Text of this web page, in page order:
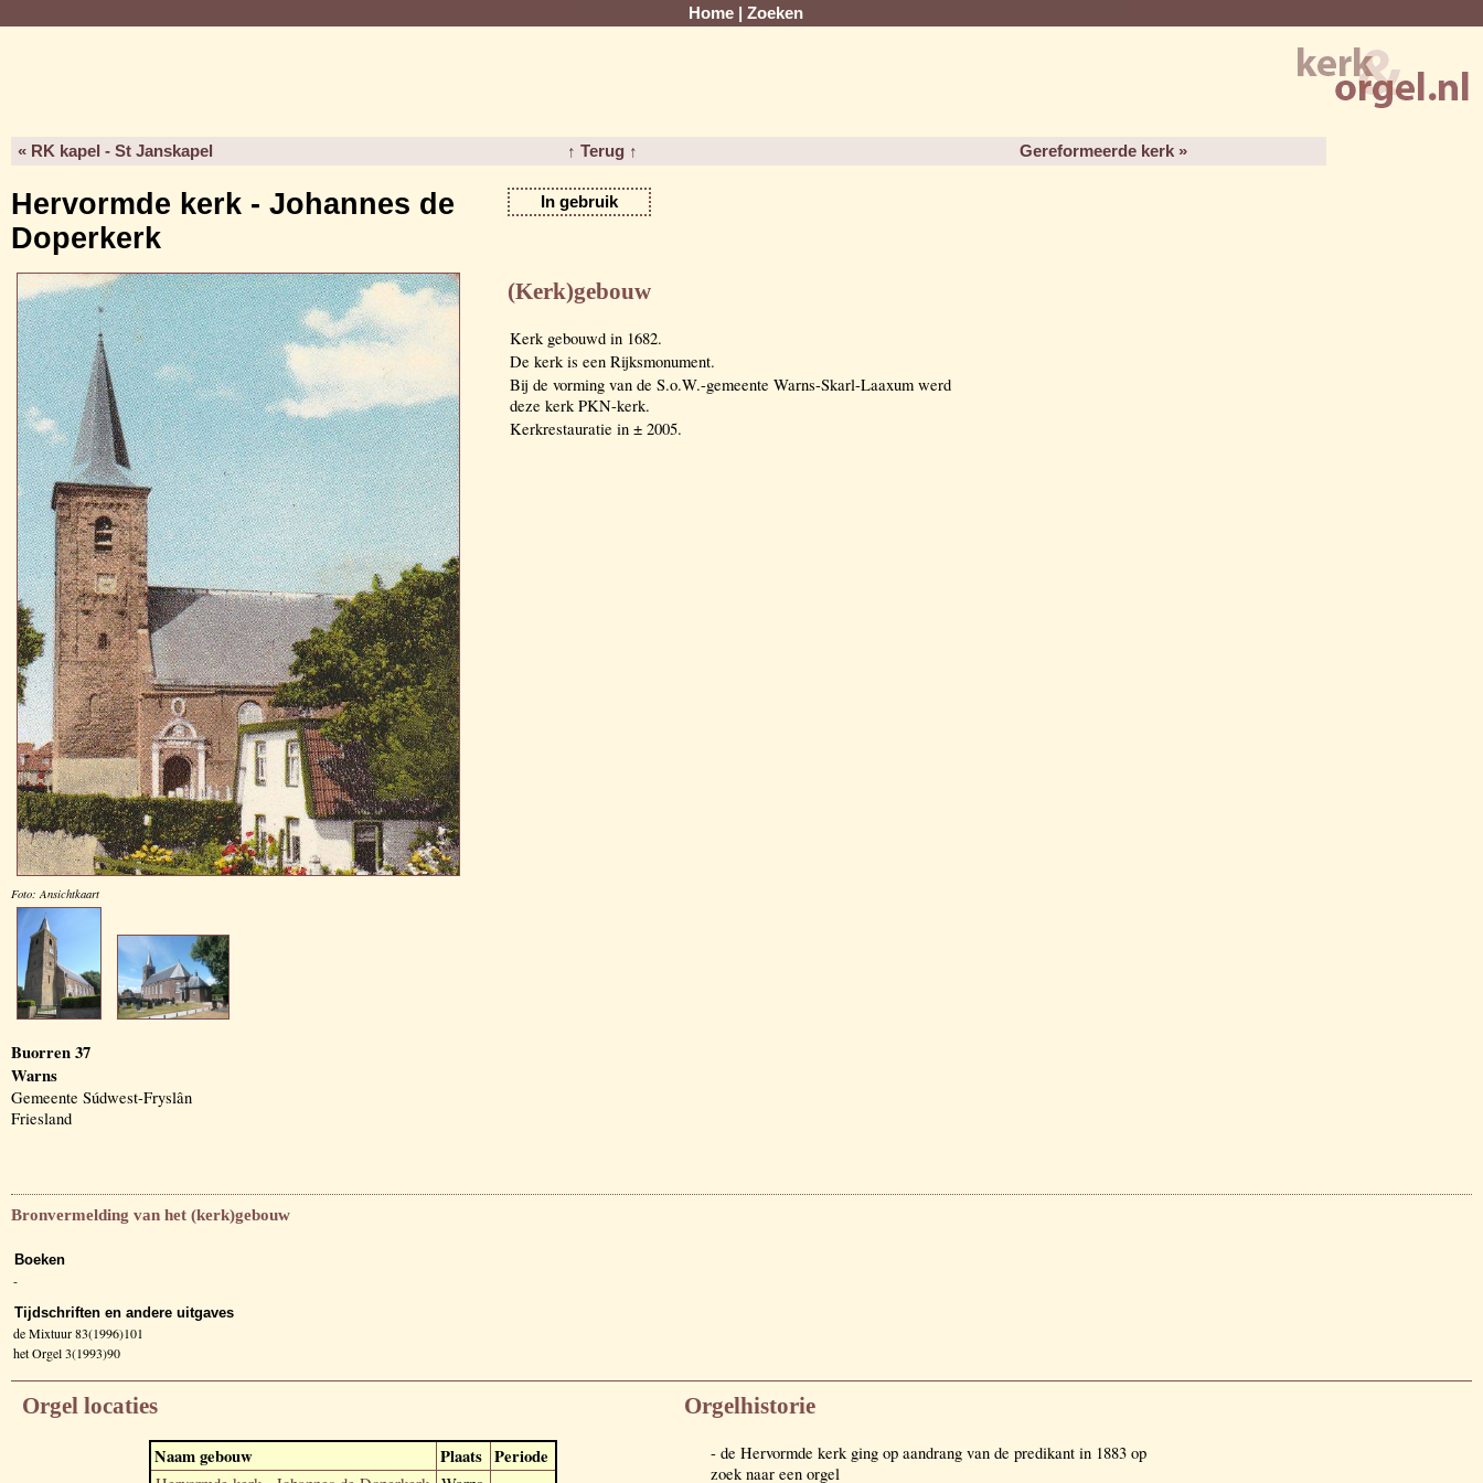
Home Zoeken
« RK kapel - St Janskapel ↑ Terug ↑ Gereformeerde kerk »
Hervormde kerk - Johannes de
Doperkerk
In gebruik
Foto: Ansichtkaart
Buorren 37
Warns
Gemeente Súdwest-Fryslân
Friesland
(Kerk)gebouw
Kerk gebouwd in 1682.
De kerk is een Rijksmonument.
Bij de vorming van de S.o.W.-gemeente Warns-Skarl-Laaxum werd
deze kerk PKN-kerk.
Kerkrestauratie in ± 2005.
Bronvermelding van het (kerk)gebouw
Boeken
-
Tijdschriften en andere uitgaves
de Mixtuur 83(1996)101
het Orgel 3(1993)90
Orgel locaties
Naam gebouw Plaats Periode
Orgelhistorie
- de Hervormde kerk ging op aandrang van de predikant in 1883 op
zoek naar een orgel